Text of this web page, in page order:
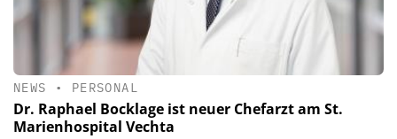
NEWS • PERSONAL
Dr. Raphael Bocklage ist neuer Chefarzt am St.
Marienhospital Vechta